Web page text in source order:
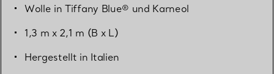
Wolle in Tiffany Blue® und Karneol
1,3 m x 2,1 m (B x L)
Hergestellt in Italien